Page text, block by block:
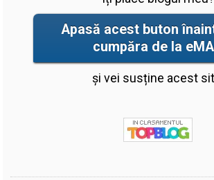
Apasă acest buton
cumpăra de la
și vei susține acest